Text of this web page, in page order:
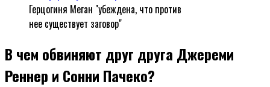
Герцогиня Меган "убеждена, что против
нее существует заговор"
В чем обвиняют друг друга Джереми
Реннер и Сонни Пачеко?